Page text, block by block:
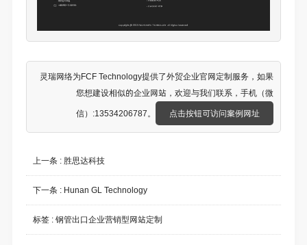
灵瑞网络为FCF Technology提供了外贸企业官网定制服务，如果
您想建设相似的企业网站，欢迎与我们联系，手机（微
信）:13534206787。
点击按钮可访问案例网址
上一条 : 胜思达科技
下一条 : Hunan GL Technology
标签 :钢管出口企业营销型网站定制